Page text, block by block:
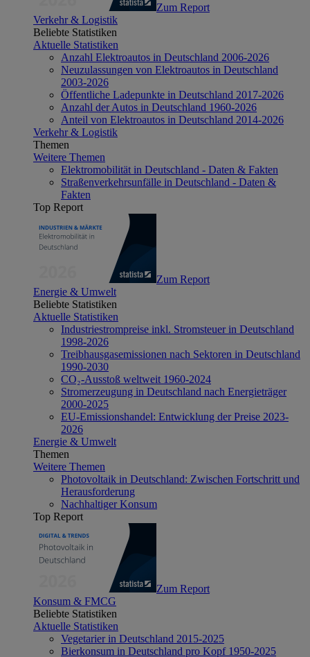
Zum Report
Verkehr & Logistik
Beliebte Statistiken
Aktuelle Statistiken
Anzahl Elektroautos in Deutschland 2006-2026
Neuzulassungen von Elektroautos in Deutschland
2003-2026
Öffentliche Ladepunkte in Deutschland 2017-2026
Anzahl der Autos in Deutschland 1960-2026
Anteil von Elektroautos in Deutschland 2014-2026
Verkehr & Logistik
Themen
Weitere Themen
Elektromobilität in Deutschland - Daten & Fakten
Straßenverkehrsunfälle in Deutschland - Daten &
Fakten
Top Report
Zum Report
Energie & Umwelt
Beliebte Statistiken
Aktuelle Statistiken
Industriestrompreise inkl. Stromsteuer in Deutschland
1998-2026
Treibhausgasemissionen nach Sektoren in Deutschland
1990-2030
CO₂-Ausstoß weltweit 1960-2024
Stromerzeugung in Deutschland nach Energieträger
2000-2025
EU-Emissionshandel: Entwicklung der Preise 2023-
2026
Energie & Umwelt
Themen
Weitere Themen
Photovoltaik in Deutschland: Zwischen Fortschritt und
Herausforderung
Nachhaltiger Konsum
Top Report
Zum Report
Konsum & FMCG
Beliebte Statistiken
Aktuelle Statistiken
Vegetarier in Deutschland 2015-2025
Bierkonsum in Deutschland pro Kopf 1950-2025